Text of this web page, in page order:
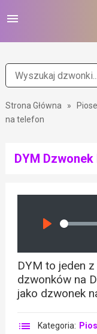
Strona Główna »
na telefon
DYM
Seek
DYM to jeden
dzwonków na
jako dzwonek
Kategoria: